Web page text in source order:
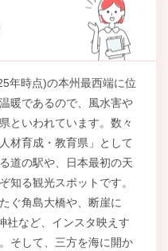
年時点)の本州最西端に位
暖であるので、風水害や
といわれています。数々
材育成・教育県」として
道の駅や、日本最初の天
知る観光スポットです。
ぐ角島大橋や、断崖に
社など、インスタ映えす
そして、三方を海に開か